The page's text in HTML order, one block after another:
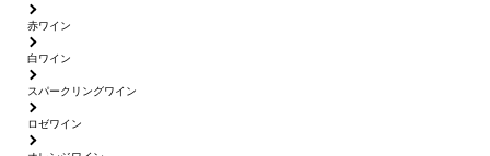
赤ワイン
白ワイン
スパークリングワイン
ロゼワイン